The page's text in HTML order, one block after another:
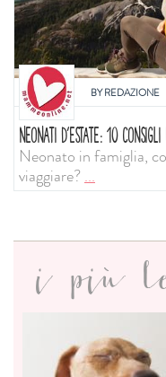
BYREDAZIONE
NEONATI D'ESTATE: 10
Neonato in famiglia,
viaggiare?...
i più